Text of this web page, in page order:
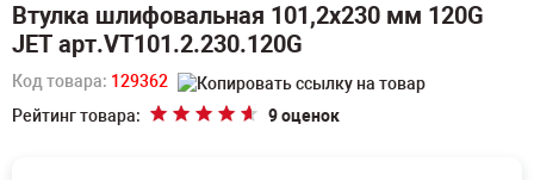
Втулка шлифовальная 101,2х230 мм 120G
JET арт.VT101.2.230.120G
Код товара: 129362
Рейтинг товара:
9 оценок